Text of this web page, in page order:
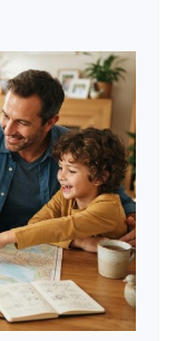
bon
prestataire